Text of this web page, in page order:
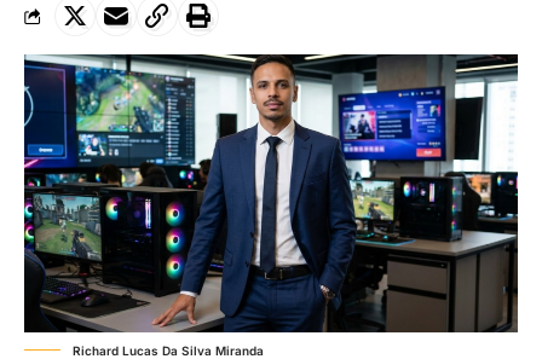
Richard Lucas Da Silva Miranda